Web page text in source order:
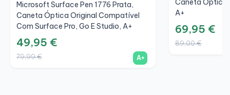
Microsoft Surface Pen 1776 Prata,
Caneta Óptica Original Compatível
Com Surface Pro, Go E Studio, A+
49,95 €
79,99 € A+
Caneta Óptica
A+
69,95 €
89,00 €